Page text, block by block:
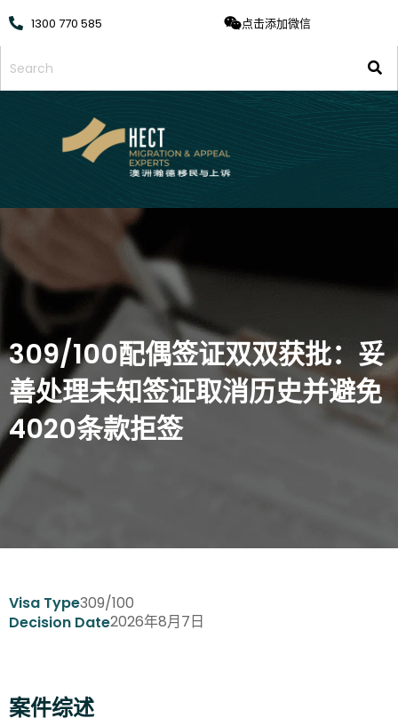
1300 770 585 点击添加微信
309/100配偶签证双双获批：妥
善处理未知签证取消历史并避免
4020条款拒签
Visa Type309/100
Decision Date2026年8月7日
案件综述